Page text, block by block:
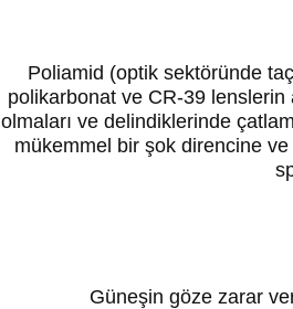
Poliamid (optik sektöründe
polikarbonat ve CR-39 lenslerin
olmaları ve delindiklerinde
mükemmel bir şok direncine
Güneşin göze zarar